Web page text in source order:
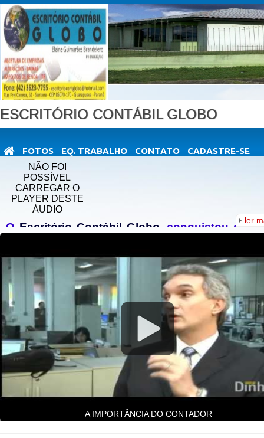
FOTOS EQ. TRABALHO CONTATO CADASTRE-SE
ESCRITÓRIO CONTÁBIL GLOBO
NÃO FOI
POSSÍVEL
CARREGAR O
PLAYER DESTE
ÁUDIO
O Escritório Contábil Globo , conquistou ao
maneira de atender e prestar serviços, na
contabilidade.
Dedicação, Transparência e Seriedade,
características comuns, em suas atividades de:
- ABERTURAS DE EMPRESAS;
- ALTERAÇÕES E BAIXAS;
- IMPOSTO DE RENDA E ITR
E DEMAIS SERVIÇOS CONTÁBEIS.
Além de muita experiência o
CONTÁBIL GLOBO, oferece também aos
clientes, os programas contábeis,
ler
A IMPORTÂNCIA DO CONTADOR